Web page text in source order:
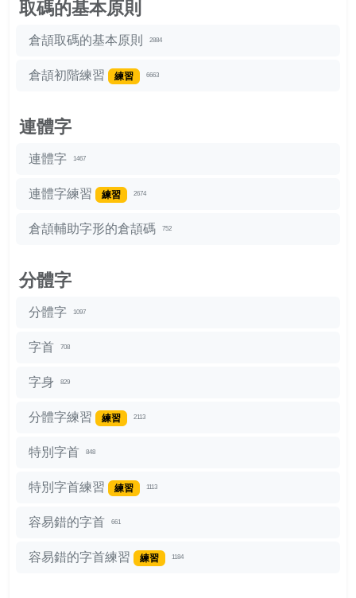
取碼的基本原則
倉頡取碼的基本原則 2884
倉頡初階練習 練習 6663
連體字
連體字 1467
連體字練習 練習 2674
倉頡輔助字形的倉頡碼 752
分體字
分體字 1097
字首 708
字身 829
分體字練習 練習 2113
特別字首 848
特別字首練習 練習 1113
容易錯的字首 661
容易錯的字首練習 練習 1184